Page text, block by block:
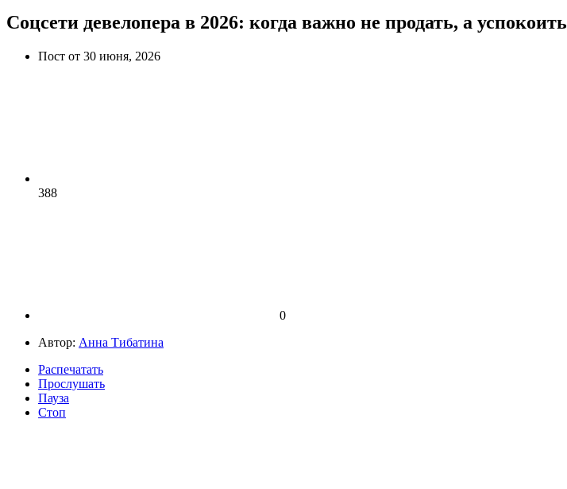
Соцсети девелопера в 2026: когда важно не продать, а успокоить
Пост от 30 июня, 2026
388
0
Автор: Анна Тибатина
Распечатать
Прослушать
Пауза
Стоп